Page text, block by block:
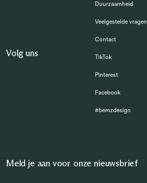
Duurzaamheid
Veelgestelde vragen
Contact
Volg uns TikTok
Pinterest
Facebook
#bemzdesign
Meld je aan voor onze nieuwsbrief